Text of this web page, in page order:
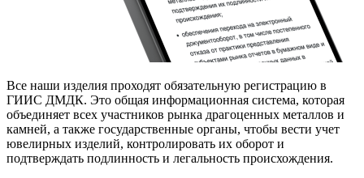
Все наши изделия проходят обязательную регистрацию в
ГИИС ДМДК. Это общая информационная система, которая
объединяет всех участников рынка драгоценных металлов и
камней, а также государственные органы, чтобы вести учет
ювелирных изделий, контролировать их оборот и
подтверждать подлинность и легальность происхождения.